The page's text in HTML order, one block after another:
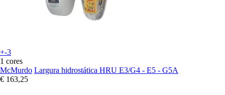
+-3
1 cores
McMurdo Largura hidrostática HRU E3/G4 - E5 - G5A
€ 163,25